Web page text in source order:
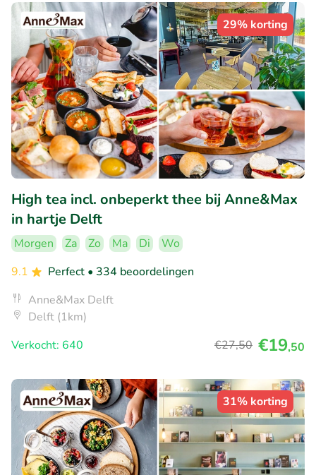
29% korting
High tea incl. onbeperkt thee bij Anne&Max
in hartje Delft
Morgen Za Zo Ma Di
Wo
9.1
Perfect • 334 beoordelingen
Anne&Max Delft
Delft (1km)
Verkocht: 640
€27,50 €19,50
31% korting